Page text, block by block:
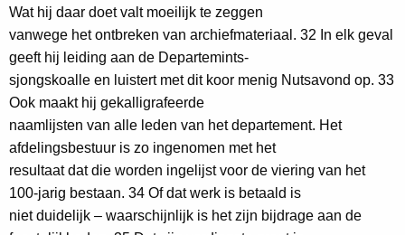
Wat hij daar doet valt moeilijk te zeggen
vanwege het ontbreken van archiefmateriaal. 32 In elk geval
geeft hij leiding aan de Departemints-
sjongskoalle en luistert met dit koor menig Nutsavond op. 33
Ook maakt hij gekalligrafeerde
naamlijsten van alle leden van het departement. Het
afdelingsbestuur is zo ingenomen met het
resultaat dat die worden ingelijst voor de viering van het
100-jarig bestaan. 34 Of dat werk is betaald is
niet duidelijk – waarschijnlijk is het zijn bijdrage aan de